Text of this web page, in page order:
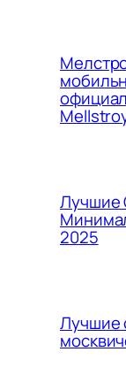
Лучшие
2025
Лучшие